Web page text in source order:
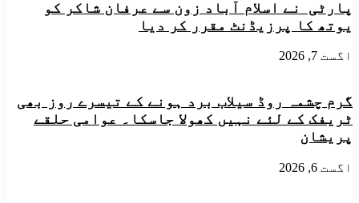
رہائی
کا
پارٹی نے اسلام آباد زون سے عرفان شاکر کو
یوتھ کا پرزیڈنٹ مقرر کر دیا
اگست 7, 2026
گرم چشمہ روڈ سیلاب برد ہونے کے تیسرے روز بھی
ٹریفک کے لئے نہیں کھولا جاسکا۔ عوامی حلقے
پریشان
اگست 6, 2026